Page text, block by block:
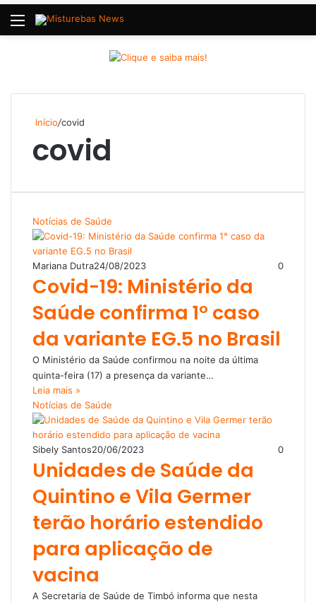
Menu
Início/covid
covid
Notícias de Saúde
Mariana Dutra24/08/2023 0
Covid-19: Ministério da
Saúde confirma 1° caso
da variante EG.5 no Brasil
O Ministério da Saúde confirmou na noite da última
quinta-feira (17) a presença da variante…
Leia mais »
Notícias de Saúde
Sibely Santos20/06/2023 0
Unidades de Saúde da
Quintino e Vila Germer
terão horário estendido
para aplicação de
vacina
A Secretaria de Saúde de Timbó informa que nesta